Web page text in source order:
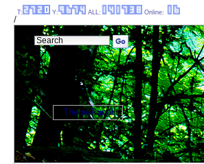
/
T: Y: ALL: Online:
ThemePanel